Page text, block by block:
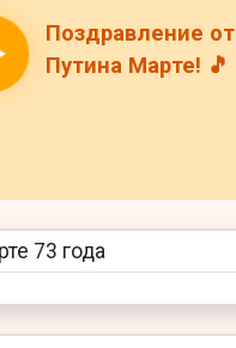
Поздравление от
Путина Марте! 🎵